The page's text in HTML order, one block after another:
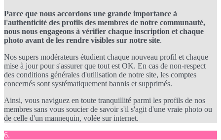
Parce que nous accordons une grande importance à
l'authenticité des profils des membres de notre communauté,
nous nous engageons à vérifier chaque inscription et chaque
photo avant de les rendre visibles sur notre site.
Nos supers modérateurs étudient chaque nouveau profil et chaque
mise à jour pour s'assurer que tout est OK. En cas de non-respect
des conditions générales d'utilisation de notre site, les comptes
concernés sont systématiquement bannis et supprimés.
Ainsi, vous naviguez en toute tranquillité parmi les profils de nos
membres sans vous soucier de savoir s'il s'agit d'une vraie photo ou
de celle d'un mannequin, volée sur internet.
6.